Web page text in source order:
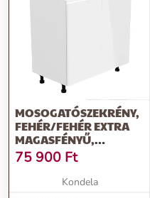
MOSOGATÓSZEKRÉNY,
FEHÉR/FEHÉR EXTRA
MAGASFÉNYŰ,
AURORA D80Z
75 900 Ft
Kondela